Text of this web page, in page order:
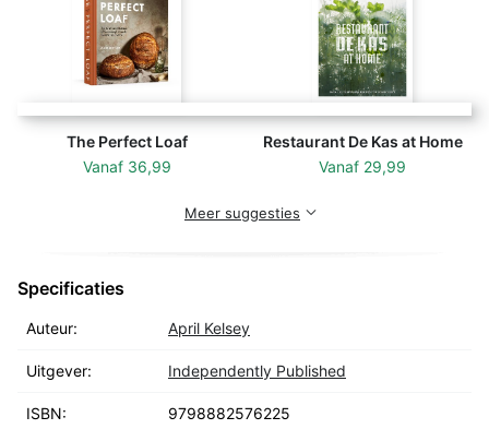
The Perfect Loaf
Vanaf 36,99
Restaurant De Kas at Home
Vanaf 29,99
Meer suggesties
Specificaties
Auteur: April Kelsey
Uitgever: Independently Published
ISBN: 9798882576225